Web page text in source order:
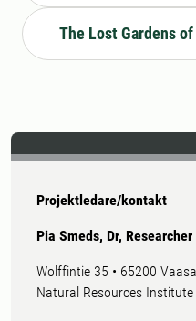
The Lost Gardens
Projektledare/kontakt
Pia Smeds, Dr, Researcher
Wolffintie 35 • 65200 Vaasa
Natural Resources